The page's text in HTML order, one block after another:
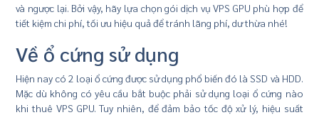
và ngược lại. Bởi vậy, hãy lựa chọn gói dịch vụ VPS GPU phù hợp để
tiết kiệm chi phí, tối ưu hiệu quả để tránh lãng phí, dư thừa nhé!
Về ổ cứng sử dụng
Hiện nay có 2 loại ổ cứng được sử dụng phổ biến đó là SSD và HDD.
Mặc dù không có yêu cầu bắt buộc phải sử dụng loại ổ cứng nào
khi thuê VPS GPU. Tuy nhiên, để đảm bảo tốc độ xử lý, hiệu suất